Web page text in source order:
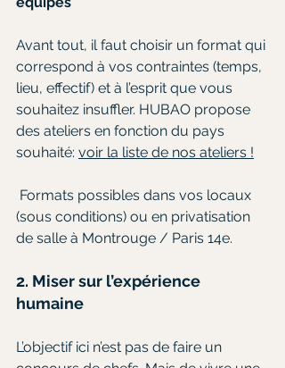
Avant tout, il faut choisir un format qui
correspond à vos contraintes (temps,
lieu, effectif) et à l’esprit que vous
souhaitez insuffler. HUBAO propose
des ateliers en fonction du pays
souhaité: voir la liste de nos ateliers !
(sous conditions) ou en privatisation
de salle à Montrouge / Paris 14e.
2. Miser sur l’expérience
humaine
L’objectif ici n’est pas de faire un